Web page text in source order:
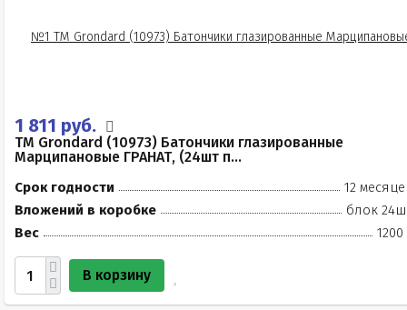
1 811 руб.
TM Grondard (10973) Батончики глазированные
Марципановые ГРАНАТ, (24шт п...
Срок годности
12
Вложений в коробке
блок
Вес
1200
В корзину